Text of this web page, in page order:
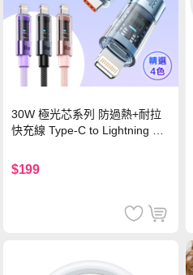
30W 極光芯系列 防過熱+耐拉
快充線 Type-C to Lightning 傳
$199